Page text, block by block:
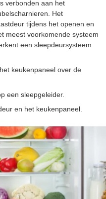
verbonden aan het
Het
tijdens het openen en
meest voorkomende systeem
een sleepdeursysteem
keukenpaneel over de
een sleepgeleider.
en het keukenpaneel.